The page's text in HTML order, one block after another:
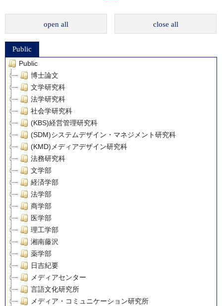
open all close all
Public
Public
博士論文
文学研究科
法学研究科
社会学研究科
(KBS)経営管理研究科
(SDM)システムデザイン・マネジメント研究科
(KMD)メディアデザイン研究科
法務研究科
文学部
経済学部
法学部
商学部
医学部
理工学部
湘南藤沢
薬学部
日吉紀要
メディアセンター
言語文化研究所
メディア・コミュニケーション研究所